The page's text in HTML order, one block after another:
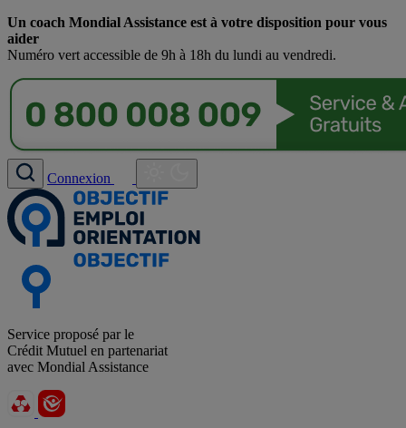
Un coach Mondial Assistance est à votre disposition pour vous
aider
Numéro vert accessible de 9h à 18h du lundi au vendredi.
Connexion
Service proposé par le
Crédit Mutuel en partenariat
avec Mondial Assistance